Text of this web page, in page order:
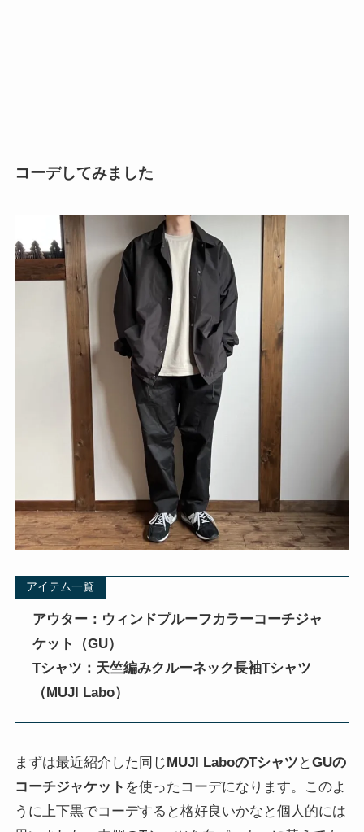
コーデしてみました
アイテム一覧
アウター：ウィンドプルーフカラーコーチジャ
ケット（GU）
Tシャツ：天竺編みクルーネック長袖Tシャツ
（MUJI Labo）
まずは最近紹介した同じ MUJI LaboのTシャツ とGUの
コーチジャケット を使ったコーデになります。このよ
うに上下黒でコーデすると格好良いかなと個人的には